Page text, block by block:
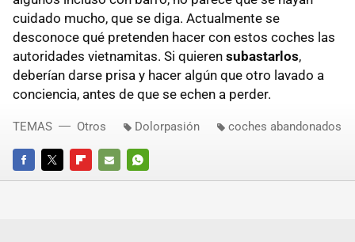
cuidado mucho, que se diga. Actualmente se
desconoce qué pretenden hacer con estos coches las
autoridades vietnamitas. Si quieren subastarlos,
deberían darse prisa y hacer algún que otro lavado a
conciencia, antes de que se echen a perder.
FACEBOOKTWITTERFLIPBOARD
E-
WHATSAPP
TEMAS Otros Dolorpasión coches abandonados